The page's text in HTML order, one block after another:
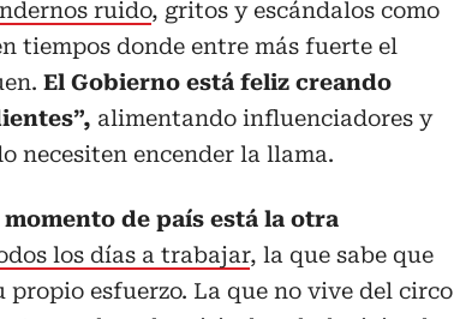
ruido, gritos y escándalos como
tiempos donde entre más fuerte el
El Gobierno está feliz creando
alimentando influenciadores y
necesiten encender la llama.
de país está la otra
los días a trabajar, la que sabe que
propio esfuerzo. La que no vive del circo